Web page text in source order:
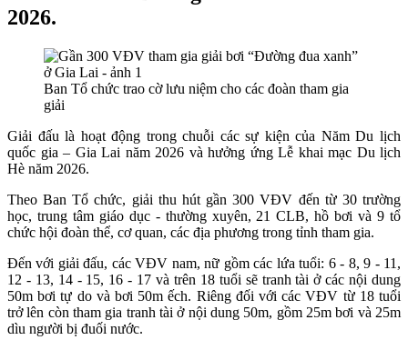
2026.
Ban Tổ chức trao cờ lưu niệm cho các đoàn tham gia
giải
Giải đấu là hoạt động trong chuỗi các sự kiện của Năm Du lịch
quốc gia – Gia Lai năm 2026 và hưởng ứng Lễ khai mạc Du lịch
Hè năm 2026.
Theo Ban Tổ chức, giải thu hút gần 300 VĐV đến từ 30 trường
học, trung tâm giáo dục - thường xuyên, 21 CLB, hồ bơi và 9 tổ
chức hội đoàn thể, cơ quan, các địa phương trong tỉnh tham gia.
Đến với giải đấu, các VĐV nam, nữ gồm các lứa tuổi: 6 - 8, 9 - 11,
12 - 13, 14 - 15, 16 - 17 và trên 18 tuổi sẽ tranh tài ở các nội dung
50m bơi tự do và bơi 50m ếch. Riêng đối với các VĐV từ 18 tuổi
trở lên còn tham gia tranh tài ở nội dung 50m, gồm 25m bơi và 25m
dìu người bị đuối nước.